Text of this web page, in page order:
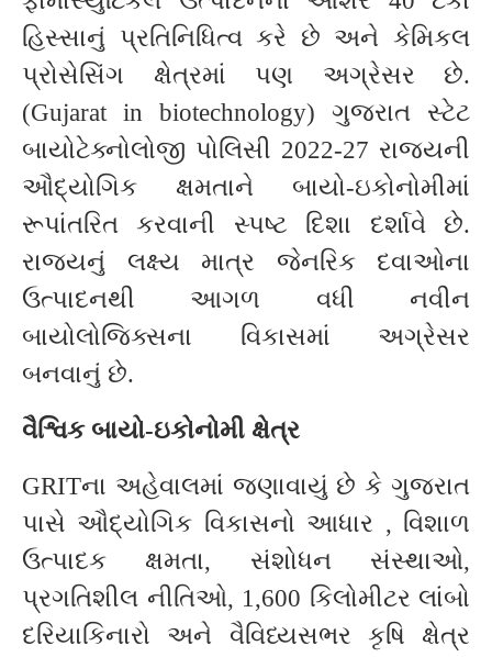
હિસ્સાનું પ્રતિનિધિત્વ કરે છે અને કેમિકલ
પ્રોસેસિંગ ક્ષેત્રમાં પણ અગ્રેસર છે.
(Gujarat in biotechnology) ગુજરાત સ્ટેટ
બાયોટેક્નોલોજી પોલિસી 2022-27 રાજ્યની
ઔદ્યોગિક ક્ષમતાને બાયો-ઇકોનોમીમાં
રૂપાંતરિત કરવાની સ્પષ્ટ દિશા દર્શાવે છે.
રાજ્યનું લક્ષ્ય માત્ર જેનરિક દવાઓના
ઉત્પાદનથી આગળ વધી નવીન
બાયોલોજિક્સના વિકાસમાં અગ્રેસર
બનવાનું છે.
વૈશ્વિક બાયો-ઇકોનોમી ક્ષેત્ર
GRITના અહેવાલમાં જણાવાયું છે કે ગુજરાત
પાસે ઔદ્યોગિક વિકાસનો આધાર , વિશાળ
ઉત્પાદક ક્ષમતા, સંશોધન સંસ્થાઓ,
પ્રગતિશીલ નીતિઓ, 1,600 કિલોમીટર લાંબો
દરિયાકિનારો અને વૈવિધ્યસભર કૃષિ ક્ષેત્ર